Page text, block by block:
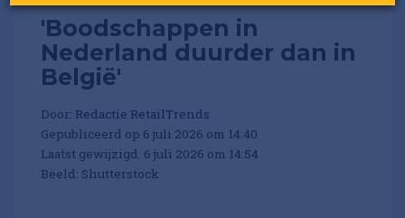
'Boodschappen in
Nederland duurder dan in
België'
Door: Redactie RetailTrends
Gepubliceerd op 6 juli 2026 om 14:40
Laatst gewijzigd: 6 juli 2026 om 14:54
Beeld: Shutterstock